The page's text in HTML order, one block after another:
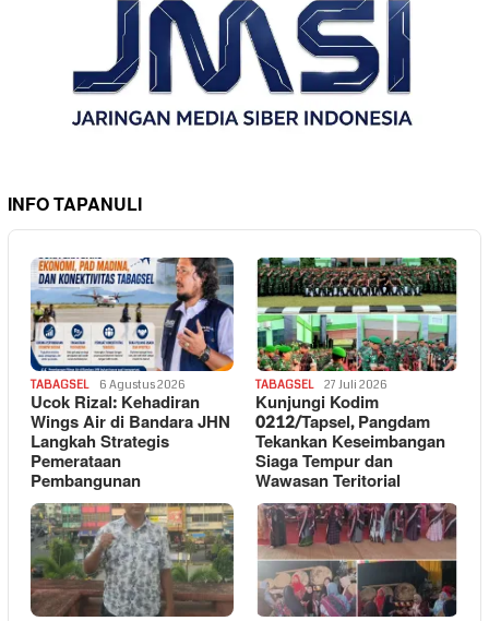
INFO TAPANULI
TABAGSEL 6 Agustus 2026
Ucok Rizal: Kehadiran
Wings Air di Bandara JHN
Langkah Strategis
Pemerataan
Pembangunan
TABAGSEL 27 Juli 2026
Kunjungi Kodim
0212/Tapsel, Pangdam
Tekankan Keseimbangan
Siaga Tempur dan
Wawasan Teritorial